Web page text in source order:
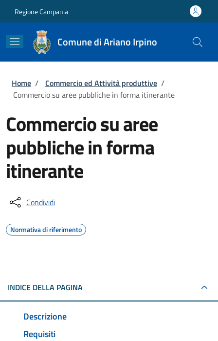
Regione Campania
Comune di Ariano Irpino
Briciole di pane
Home / Commercio ed Attività produttive /
Commercio su aree pubbliche in forma itinerante
Commercio su aree
pubbliche in forma
itinerante
Condividi
Normativa di riferimento
INDICE DELLA PAGINA
Descrizione
Requisiti